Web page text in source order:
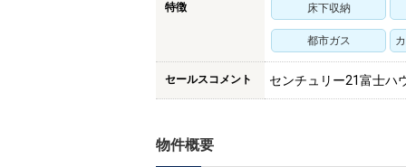
特徴 床下収納
都市ガス
セールスコメント センチュリー21富士ハ
物件概要